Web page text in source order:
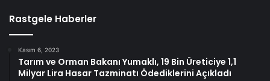
Rastgele Haberler
Kasım 6, 2023
Tarım ve Orman Bakanı Yumaklı, 19 Bin Üreticiye 1,1
Milyar Lira Hasar Tazminatı Ödediklerini Açıkladı